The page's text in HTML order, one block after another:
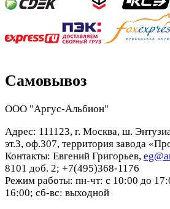
Самовывоз
ООО "Аргус-Альбион"
Адрес: 111123, г. Москва, ш.
эт.3, оф.307, территория завода
Контакты: Евгений Григорьев,
8101 доб. 2; +7(495)368-1176
Режим работы: пн-чт: с 10:00 до
16:00; сб-вс: выходной